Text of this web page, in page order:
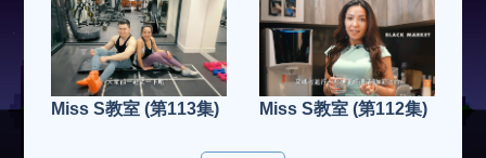
Miss S教室 (第113集) Miss S教室 (第112集)